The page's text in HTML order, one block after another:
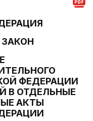
ФЕДЕРАЦИИ
В ОТДЕЛЬНЫЕ
АКТЫ